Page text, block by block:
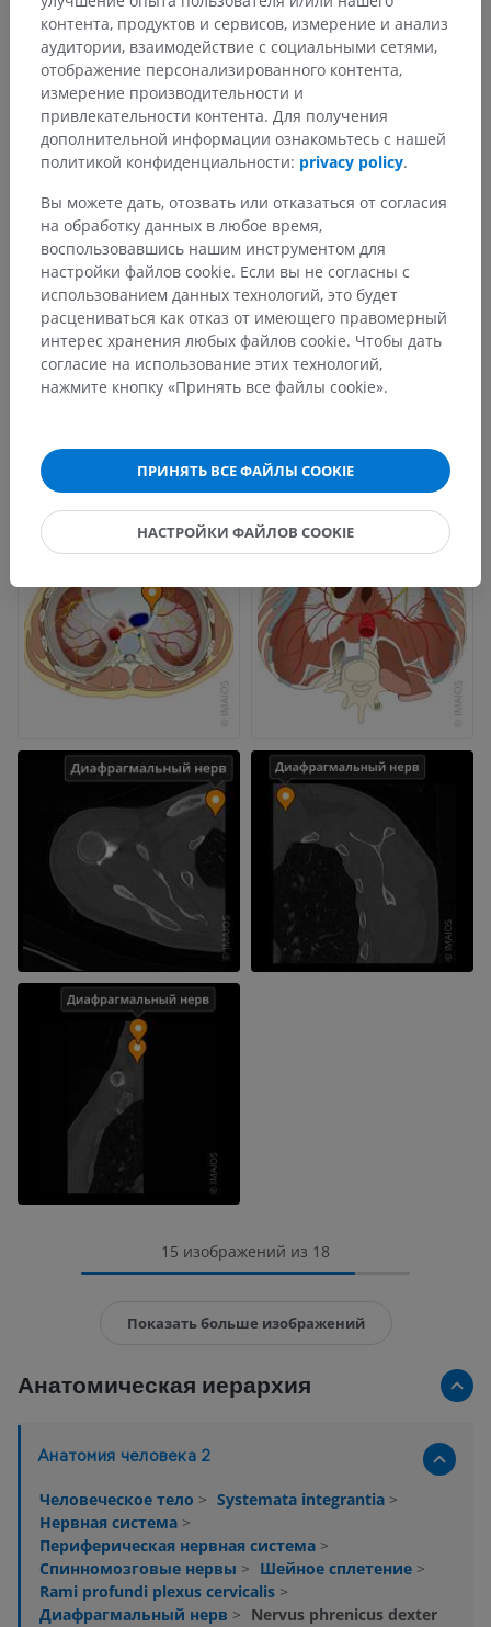
15 изображений из 18
Показать больше изображений
Анатомическая иерархия
Анатомия человека 2
Человеческое тело > Systemata integrantia >
Нервная система >
Периферическая нервная система >
Спинномозговые нервы > Шейное сплетение >
Rami profundi plexus cervicalis >
Диафрагмальный нерв > Nervus phrenicus dexter
контента, продуктов и сервисов, измерение и анализ
аудитории, взаимодействие с социальными сетями,
отображение персонализированного контента,
измерение производительности и
привлекательности контента. Для получения
дополнительной информации ознакомьтесь с нашей
политикой конфиденциальности: privacy policy.
Вы можете дать, отозвать или отказаться от согласия
на обработку данных в любое время,
воспользовавшись нашим инструментом для
настройки файлов cookie. Если вы не согласны с
использованием данных технологий, это будет
расцениваться как отказ от имеющего правомерный
интерес хранения любых файлов cookie. Чтобы дать
согласие на использование этих технологий,
нажмите кнопку «Принять все файлы cookie».
ПРИНЯТЬ ВСЕ ФАЙЛЫ COOKIE
НАСТРОЙКИ ФАЙЛОВ COOKIE